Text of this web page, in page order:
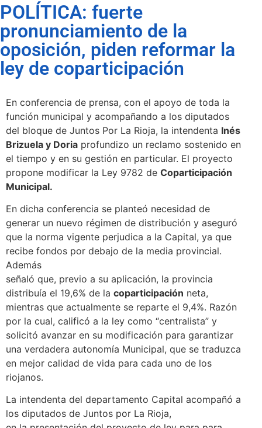
POLÍTICA: fuerte
pronunciamiento de la
oposición, piden reformar la
ley de coparticipación
En conferencia de prensa, con el apoyo de toda la
función municipal y acompañando a los diputados
del bloque de Juntos Por La Rioja, la intendenta Inés
Brizuela y Doria profundizo un reclamo sostenido en
el tiempo y en su gestión en particular. El proyecto
propone modificar la Ley 9782 de Coparticipación
Municipal.
En dicha conferencia se planteó necesidad de
generar un nuevo régimen de distribución y aseguró
que la norma vigente perjudica a la Capital, ya que
recibe fondos por debajo de la media provincial.
Además
señaló que, previo a su aplicación, la provincia
distribuía el 19,6% de la coparticipación neta,
mientras que actualmente se reparte el 9,4%. Razón
por la cual, calificó a la ley como “centralista” y
solicitó avanzar en su modificación para garantizar
una verdadera autonomía Municipal, que se traduzca
en mejor calidad de vida para cada uno de los
riojanos.
La intendenta del departamento Capital acompañó a
los diputados de Juntos por La Rioja,